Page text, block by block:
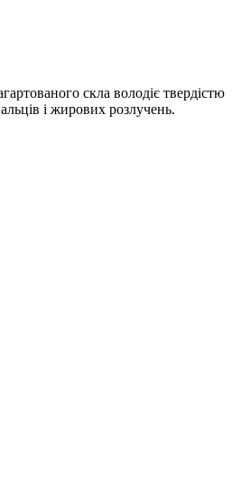
скла володіє твердістю
і жирових розлучень.